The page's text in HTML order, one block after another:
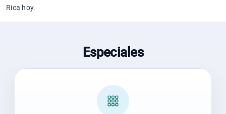
Rica hoy.
Especiales